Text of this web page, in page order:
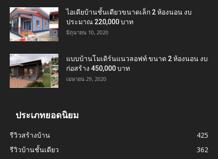
ไอเดียบ้านชั้นเดียวขนาดเล็ก 2 ห้องนอน งบ
ประมาณ 220,000 บาท
มิถุนายน 10, 2020
แบบบ้านโมเดิร์นแนวลอฟท์ ขนาด 2 ห้องนอน งบ
ก่อสร้าง 450,000 บาท
เมษายน 29, 2020
ประเภทยอดนิยม
รีวิวสร้างบ้าน
425
รีวิวบ้านชั้นเดียว
362